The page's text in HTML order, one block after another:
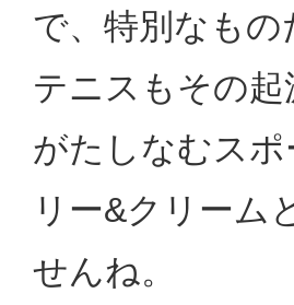
で、特別なも
テニスもその
がたしなむス
リー&クリーム
せんね。